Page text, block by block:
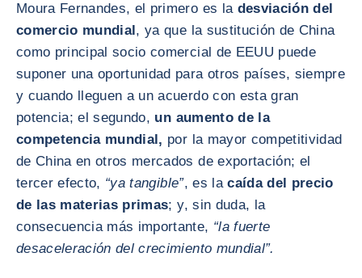
Moura Fernandes, el primero es la desviación del
comercio mundial, ya que la sustitución de China
como principal socio comercial de EEUU puede
suponer una oportunidad para otros países, siempre
y cuando lleguen a un acuerdo con esta gran
potencia; el segundo, un aumento de la
competencia mundial, por la mayor competitividad
de China en otros mercados de exportación; el
tercer efecto, “ya tangible”, es lacaída del precio
de las materias primas; y, sin duda, la
consecuencia más importante, “la fuerte
desaceleración del crecimiento mundial”.